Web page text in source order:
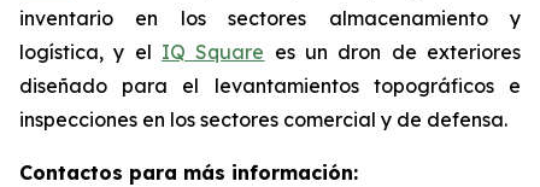
inventario en los sectores almacenamiento y
logística, y el IQ Square es un dron de exteriores
diseñado para el levantamientos topográficos e
inspecciones en los sectores comercial y de defensa.
Contactos para más información: